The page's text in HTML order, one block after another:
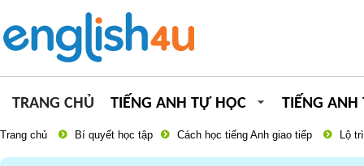
TRANG CHỦ TIẾNG ANH TỰ HỌC TIẾNG ANH
Trang chủ Bí quyết học tập Cách học tiếng Anh giao tiếp Lộ